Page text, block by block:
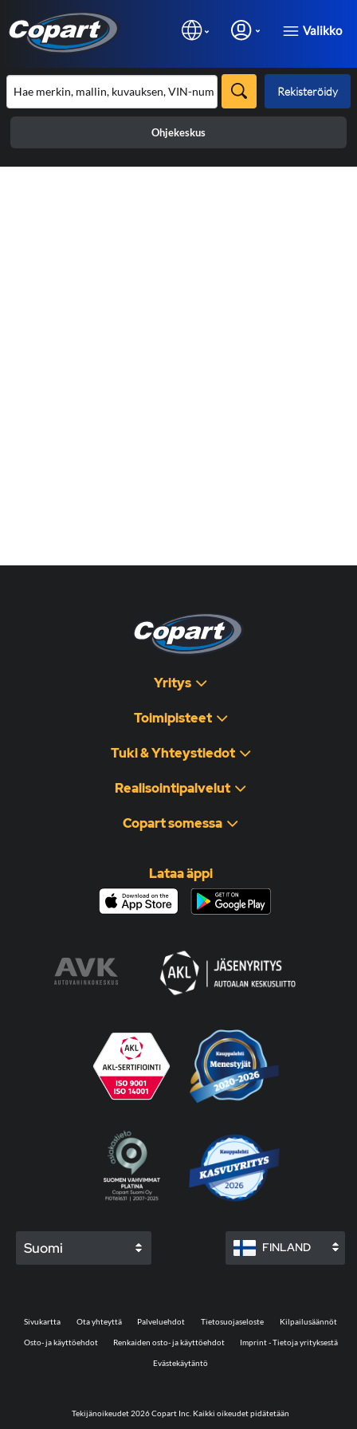
Valikko
Rekisteröidy
Ohjekeskus
Yritys
Toimipisteet
Tuki & Yhteystiedot
Realisointipalvelut
Copart somessa
Lataa äppi
Suomi FINLAND
Tekijänoikeudet 2026 Copart Inc. Kaikki oikeudet pidätetään
Sivukartta Ota yhteyttä Palveluehdot Tietosuojaseloste Kilpailusäännöt
Osto- ja käyttöehdot Renkaiden osto- ja käyttöehdot Imprint - Tietoja yrityksestä
Evästekäytäntö